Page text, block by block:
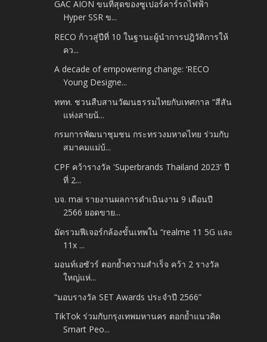
GAC AION ขนที่สุดของซูเปอร์คาร์รถไฟฟ้า
Hyper SSR ข...
RECO ก้าวสู่ปีที่ 10 ในฐานะผู้นำการปฎิวัติการให้
คว...
A decade of empowering change: ‘RECO
Young Designe...
ททท. ชวนสืบสานวัฒนธรรมไทยกับเทศกาล “สีสัน
แห่งสายน้...
กรมการพัฒนาชุมชน กระทรวงมหาดไทย ร่วมกับ
สมาคมแม่บ้...
CPF คว้ารางวัล 'Superbrands Thailand 2023' ปี
ที่ 2...
บจ. mai รายงานผลการดำเนินงาน 9 เดือนปี
2566 ยอดขาย...
มัดรวมฟีเจอร์กล้องขั้นเทพใน “realme 11 5G และ
11x ...
มอนท์เอซัวร์ ตอกย้ำความสำเร็จ คว้า 2 รางวัล
ใหญ่แห่...
“มอบรางวัล SET Awards ประจำปี 2566”
TikTok ร่วมกับกรุงเทพมหานคร ตอกย้ำแนวคิด
Smart Peo...